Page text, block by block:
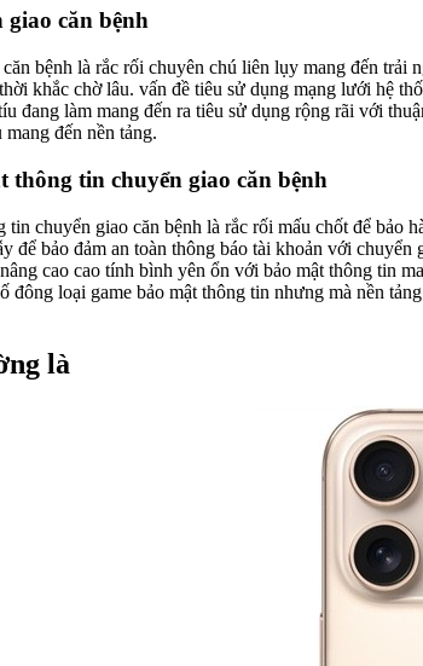
giao căn bệnh
bệnh là rắc rối chuyên chú liên lụy mang đến trải
khắc chờ lâu. vấn đề tiêu sử dụng mạng lưới hệ
đang làm mang đến ra tiêu sử dụng rộng rãi với
đến nền tảng.
thông tin chuyển giao căn bệnh
tin chuyển giao căn bệnh là rắc rối mấu chốt để bảo
để bảo đảm an toàn thông báo tài khoản với
cao cao tính bình yên ổn với bảo mật thông tin
đông loại game bảo mật thông tin nhưng mà nền
là